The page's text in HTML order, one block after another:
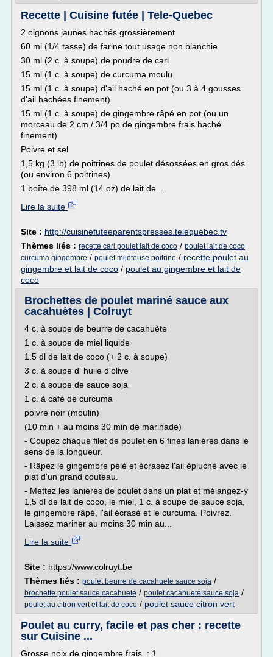
Recette | Cuisine futée | Tele-Quebec
2 oignons jaunes hachés grossièrement
60 ml (1/4 tasse) de farine tout usage non blanchie
30 ml (2 c. à soupe) de poudre de cari
15 ml (1 c. à soupe) de curcuma moulu
15 ml (1 c. à soupe) d'ail haché en pot (ou 3 à 4 gousses
d'ail hachées finement)
15 ml (1 c. à soupe) de gingembre râpé en pot (ou un
morceau de 2 cm / 3/4 po de gingembre frais haché
finement)
Poivre et sel
1,5 kg (3 lb) de poitrines de poulet désossées en gros dés
(ou environ 6 poitrines)
1 boîte de 398 ml (14 oz) de lait de...
Lire la suite
Site : http://cuisinefuteeparentspresses.telequebec.tv
Thèmes liés : recette cari poulet lait de coco / poulet lait de coco
curcuma gingembre / poulet mijoteuse poitrine / recette poulet au
gingembre et lait de coco / poulet au gingembre et lait de
coco
Brochettes de poulet mariné sauce aux
cacahuètes | Colruyt
4 c. à soupe de beurre de cacahuète
1 c. à soupe de miel liquide
1.5 dl de lait de coco (+ 2 c. à soupe)
3 c. à soupe d' huile d'olive
2 c. à soupe de sauce soja
1 c. à café de curcuma
poivre noir (moulin)
(10 min + au moins 30 min de marinade)
- Coupez chaque filet de poulet en 6 fines lanières dans le
sens de la longueur.
- Râpez le gingembre pelé et écrasez l'ail épluché avec le
plat d'un grand couteau.
- Mettez les lanières de poulet dans un plat et mélangez-y
1,5 dl de lait de coco, le miel, 1 c. à soupe de sauce soja,
le gingembre râpé, l'ail écrasé et le curcuma. Poivrez.
Laissez mariner au moins 30 min au...
Lire la suite
Site : https://www.colruyt.be
Thèmes liés : poulet beurre de cacahuete sauce soja /
brochette poulet sauce cacahuete / poulet cacahuete sauce soja /
poulet au citron vert et lait de coco / poulet sauce citron vert
Poulet au curry, facile et pas cher : recette
sur Cuisine ...
Grosse noix de gingembre frais : 1